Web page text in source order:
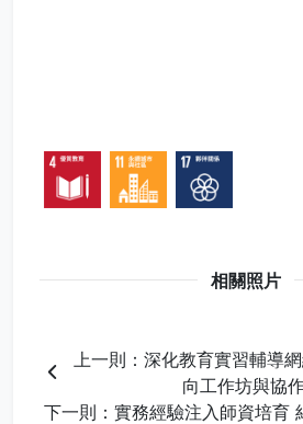
相關照片
上一則：深化教育實習輔導
向工作坊與協
下一則：實務經驗注入師資培育